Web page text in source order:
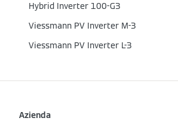
Hybrid Inverter 100-G3
Viessmann PV Inverter M-3
Viessmann PV Inverter L-3
Azienda